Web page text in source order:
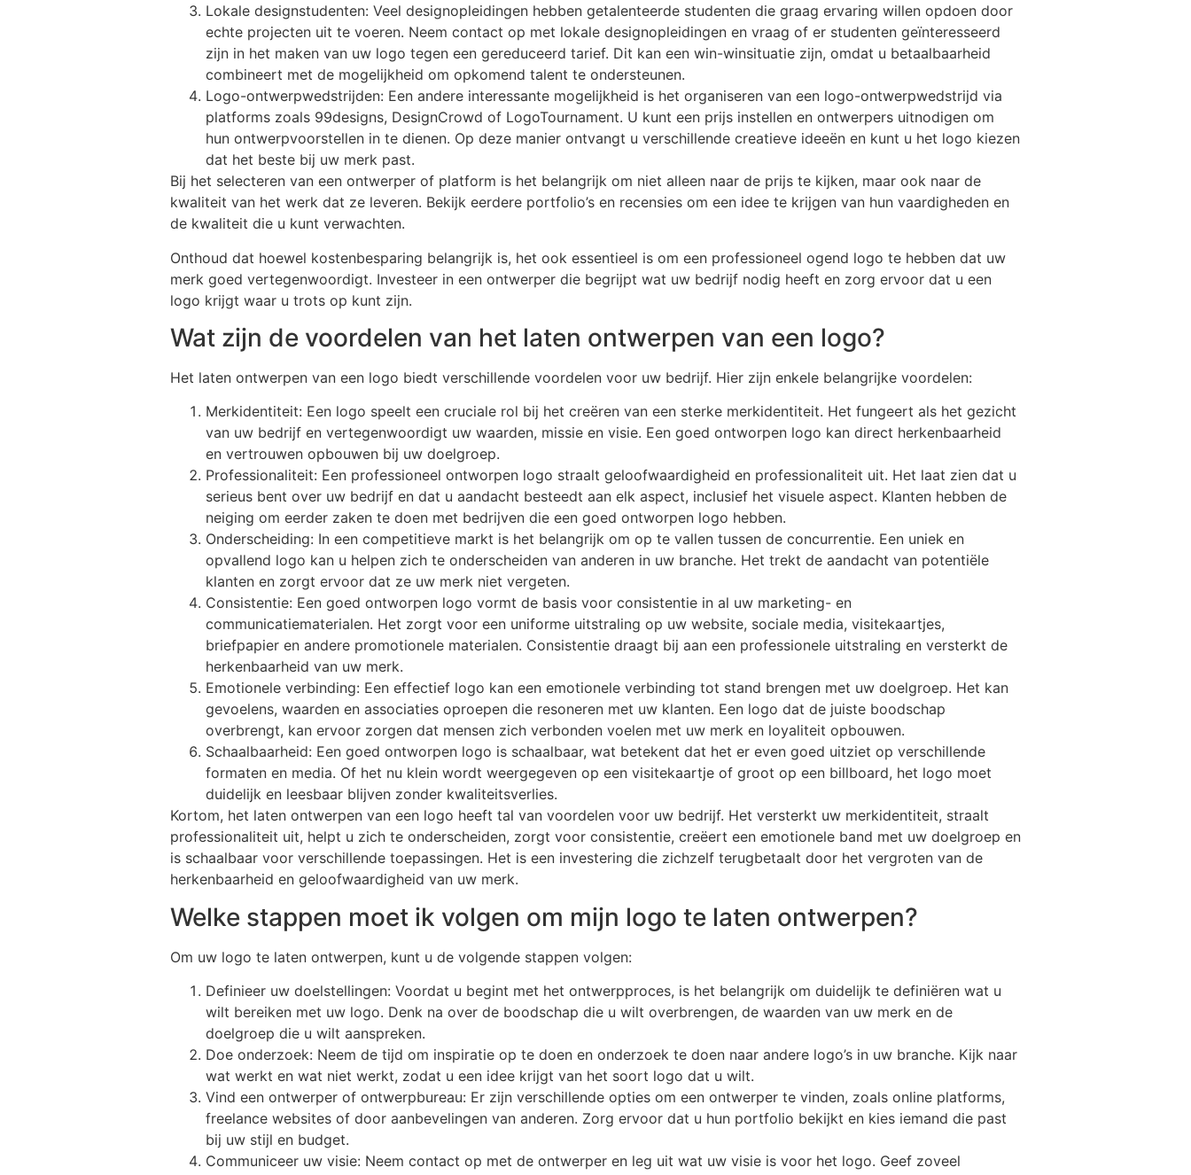
Lokale designstudenten: Veel designopleidingen hebben getalenteerde studenten die graag ervaring willen opdoen door
echte projecten uit te voeren. Neem contact op met lokale designopleidingen en vraag of er studenten geïnteresseerd
zijn in het maken van uw logo tegen een gereduceerd tarief. Dit kan een win-winsituatie zijn, omdat u betaalbaarheid
combineert met de mogelijkheid om opkomend talent te ondersteunen.
Logo-ontwerpwedstrijden: Een andere interessante mogelijkheid is het organiseren van een logo-ontwerpwedstrijd via
platforms zoals 99designs, DesignCrowd of LogoTournament. U kunt een prijs instellen en ontwerpers uitnodigen om
hun ontwerpvoorstellen in te dienen. Op deze manier ontvangt u verschillende creatieve ideeën en kunt u het logo kiezen
dat het beste bij uw merk past.
Bij het selecteren van een ontwerper of platform is het belangrijk om niet alleen naar de prijs te kijken, maar ook naar de
kwaliteit van het werk dat ze leveren. Bekijk eerdere portfolio’s en recensies om een idee te krijgen van hun vaardigheden en
de kwaliteit die u kunt verwachten.
Onthoud dat hoewel kostenbesparing belangrijk is, het ook essentieel is om een professioneel ogend logo te hebben dat uw
merk goed vertegenwoordigt. Investeer in een ontwerper die begrijpt wat uw bedrijf nodig heeft en zorg ervoor dat u een
logo krijgt waar u trots op kunt zijn.
Wat zijn de voordelen van het laten ontwerpen van een logo?
Het laten ontwerpen van een logo biedt verschillende voordelen voor uw bedrijf. Hier zijn enkele belangrijke voordelen:
Merkidentiteit: Een logo speelt een cruciale rol bij het creëren van een sterke merkidentiteit. Het fungeert als het gezicht
van uw bedrijf en vertegenwoordigt uw waarden, missie en visie. Een goed ontworpen logo kan direct herkenbaarheid
en vertrouwen opbouwen bij uw doelgroep.
Professionaliteit: Een professioneel ontworpen logo straalt geloofwaardigheid en professionaliteit uit. Het laat zien dat u
serieus bent over uw bedrijf en dat u aandacht besteedt aan elk aspect, inclusief het visuele aspect. Klanten hebben de
neiging om eerder zaken te doen met bedrijven die een goed ontworpen logo hebben.
Onderscheiding: In een competitieve markt is het belangrijk om op te vallen tussen de concurrentie. Een uniek en
opvallend logo kan u helpen zich te onderscheiden van anderen in uw branche. Het trekt de aandacht van potentiële
klanten en zorgt ervoor dat ze uw merk niet vergeten.
Consistentie: Een goed ontworpen logo vormt de basis voor consistentie in al uw marketing- en
communicatiematerialen. Het zorgt voor een uniforme uitstraling op uw website, sociale media, visitekaartjes,
briefpapier en andere promotionele materialen. Consistentie draagt bij aan een professionele uitstraling en versterkt de
herkenbaarheid van uw merk.
Emotionele verbinding: Een effectief logo kan een emotionele verbinding tot stand brengen met uw doelgroep. Het kan
gevoelens, waarden en associaties oproepen die resoneren met uw klanten. Een logo dat de juiste boodschap
overbrengt, kan ervoor zorgen dat mensen zich verbonden voelen met uw merk en loyaliteit opbouwen.
Schaalbaarheid: Een goed ontworpen logo is schaalbaar, wat betekent dat het er even goed uitziet op verschillende
formaten en media. Of het nu klein wordt weergegeven op een visitekaartje of groot op een billboard, het logo moet
duidelijk en leesbaar blijven zonder kwaliteitsverlies.
Kortom, het laten ontwerpen van een logo heeft tal van voordelen voor uw bedrijf. Het versterkt uw merkidentiteit, straalt
professionaliteit uit, helpt u zich te onderscheiden, zorgt voor consistentie, creëert een emotionele band met uw doelgroep en
is schaalbaar voor verschillende toepassingen. Het is een investering die zichzelf terugbetaalt door het vergroten van de
herkenbaarheid en geloofwaardigheid van uw merk.
Welke stappen moet ik volgen om mijn logo te laten ontwerpen?
Om uw logo te laten ontwerpen, kunt u de volgende stappen volgen:
Definieer uw doelstellingen: Voordat u begint met het ontwerpproces, is het belangrijk om duidelijk te definiëren wat u
wilt bereiken met uw logo. Denk na over de boodschap die u wilt overbrengen, de waarden van uw merk en de
doelgroep die u wilt aanspreken.
Doe onderzoek: Neem de tijd om inspiratie op te doen en onderzoek te doen naar andere logo’s in uw branche. Kijk naar
wat werkt en wat niet werkt, zodat u een idee krijgt van het soort logo dat u wilt.
Vind een ontwerper of ontwerpbureau: Er zijn verschillende opties om een ontwerper te vinden, zoals online platforms,
freelance websites of door aanbevelingen van anderen. Zorg ervoor dat u hun portfolio bekijkt en kies iemand die past
bij uw stijl en budget.
Communiceer uw visie: Neem contact op met de ontwerper en leg uit wat uw visie is voor het logo. Geef zoveel